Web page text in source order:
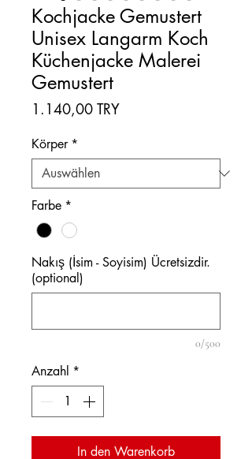
Kochjacke Gemustert
Unisex Langarm Koch
Küchenjacke Malerei
Gemustert
1.140,00 TRYPreis
Körper *
Farbe *
Nakış (İsim - Soyisim) Ücretsizdir.
(optional)
0/500
Anzahl *
In den Warenkorb